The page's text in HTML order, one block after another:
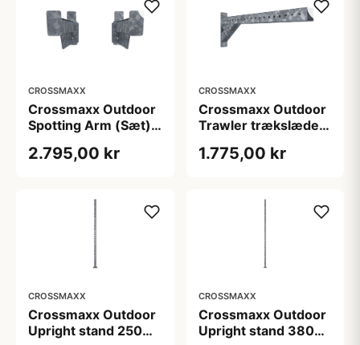
CROSSMAXX
Crossmaxx Outdoor
Spotting Arm (Sæt)
sikkerhedsarm til
2.795,00 kr
CROSSMAXX
Crossmaxx Outdoor
Trawler trækslæde
1.775,00 kr
CROSSMAXX
Crossmaxx Outdoor
Upright stand 250
CROSSMAXX
Crossmaxx Outdoor
Upright stand 380